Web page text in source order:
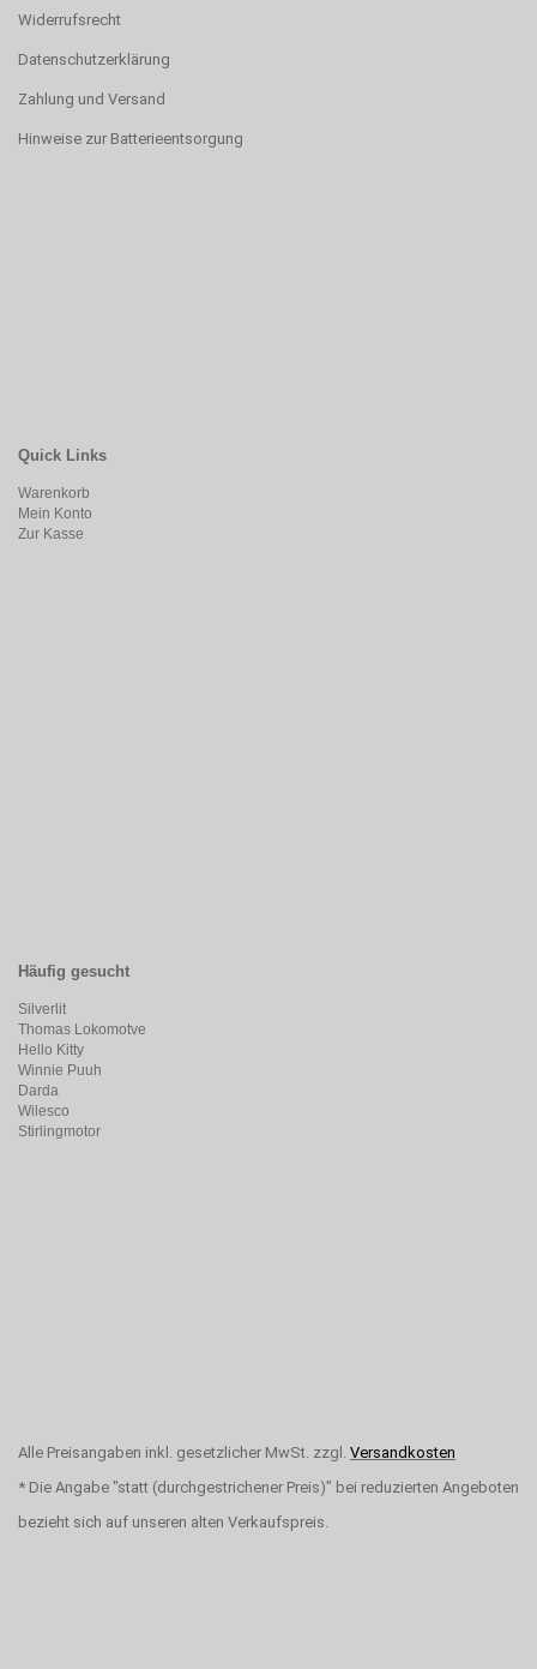
Widerrufsrecht
Datenschutzerklärung
Zahlung und Versand
Hinweise zur Batterieentsorgung
Quick Links
Warenkorb
Mein Konto
Zur Kasse
Häufig gesucht
Silverlit
Thomas Lokomotve
Hello Kitty
Winnie Puuh
Darda
Wilesco
Stirlingmotor
Alle Preisangaben inkl. gesetzlicher MwSt. zzgl. Versandkosten
* Die Angabe "statt (durchgestrichener Preis)" bei reduzierten Angeboten
bezieht sich auf unseren alten Verkaufspreis.